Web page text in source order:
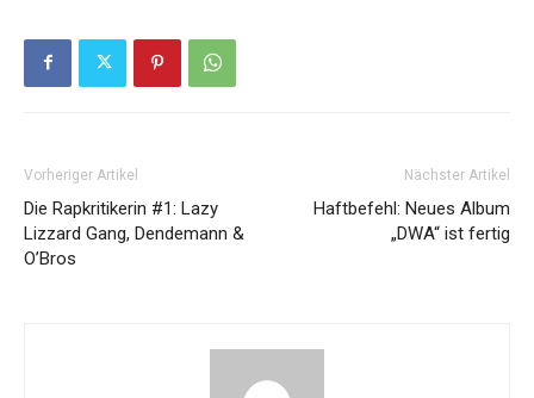
Vorheriger Artikel
Die Rapkritikerin #1: Lazy
Lizzard Gang, Dendemann &
O’Bros
Nächster Artikel
Haftbefehl: Neues Album
„DWA“ ist fertig